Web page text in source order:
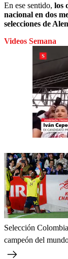
En ese sentido, los
nacional en dos
selecciones de
Videos Semana
Selección
campeón del